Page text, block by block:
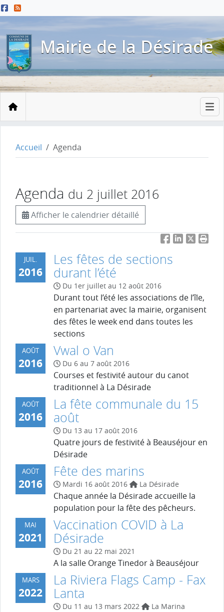
Menu principal
Contenu principal
Pied de page
Mairie de la Désirade
Accueil
Accueil Agenda
Agenda du 2 juillet 2016
Afficher le calendrier détaillé
FacebookLinkedIn
Twitter
JUIL.
2016
Les fêtes de sections
durant l’été
Du 1er juillet au 12 août 2016
Durant tout l’été les associations de l’île,
en partenariat avec la mairie, organisent
des fêtes le week end dans toutes les
sections
AOÛT
2016
Vwal o Van
Du 6 au 7 août 2016
Courses et festivité autour du canot
traditionnel à La Désirade
AOÛT
2016
La fête communale du 15
août
Du 13 au 17 août 2016
Quatre jours de festivité à Beauséjour en
Désirade
AOÛT
2016
Fête des marins
Mardi 16 août 2016 La Désirade
Chaque année la Désirade accueille la
population pour la fête des pêcheurs.
MAI
2021
Vaccination COVID à La
Désirade
Du 21 au 22 mai 2021
A la salle Orange Tinedor à Beauséjour
MARS
2022
La Riviera Flags Camp - Fax
Lanta
Du 11 au 13 mars 2022 La Marina